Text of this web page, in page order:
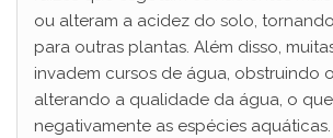
ou alteram a acidez do solo,
para outras plantas. Além disso,
invadem cursos de água, obstruindo
alterando a qualidade da água, o
negativamente as espécies aquáticas.